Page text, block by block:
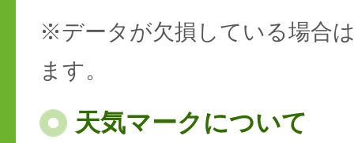
※データが欠損している場合
ます。
天気マークについて